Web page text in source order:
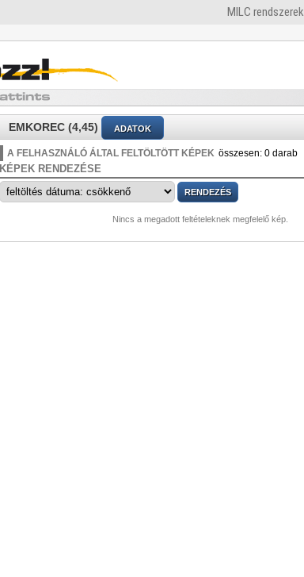
MILC rendszerek
EMKOREC (4,45) ADATOK
A FELHASZNÁLÓ ÁLTAL FELTÖLTÖTT KÉPEK összesen: 0 darab
KÉPEK RENDEZÉSE
Nincs a megadott feltételeknek megfelelő kép.